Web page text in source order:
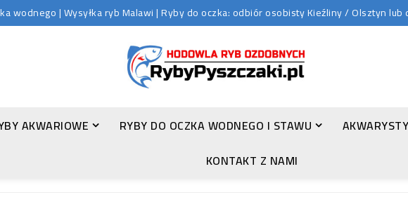
wodnego | Wysyłka ryb Malawi | Ryby do oczka: odbiór osobisty Kieźliny / Olsztyn
AKWARIOWE RYBY DO OCZKA WODNEGO I STAWU
KONTAKT Z NAMI